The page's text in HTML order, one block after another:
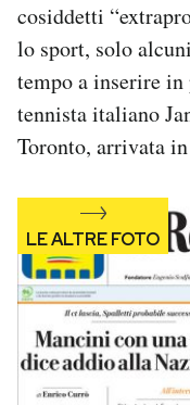
cosiddetti
lo sport, solo
tempo a inserire
tennista italiano
Toronto, arrivata